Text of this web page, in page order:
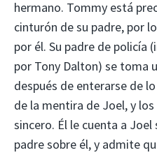
hermano. Tommy está
cinturón de su padre, por
por él. Su padre de
por Tony Dalton) se toma
después de enterarse de
de la mentira de Joel, y
sincero. Él le cuenta a
padre sobre él, y admite